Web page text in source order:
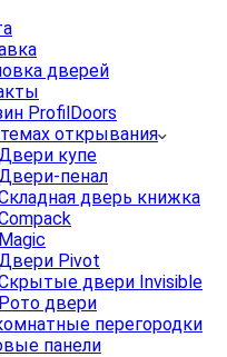
дверей
ProfilDoors
открывания
купе
пенал
дверь книжка
Magic
Pivot
двери Invisible
Рото двери
перегородки
панели